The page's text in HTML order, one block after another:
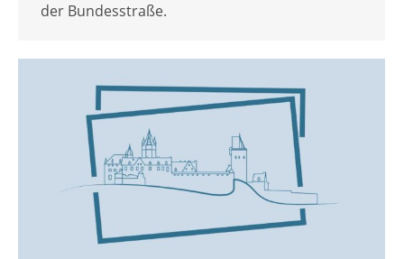
der Bundesstraße.